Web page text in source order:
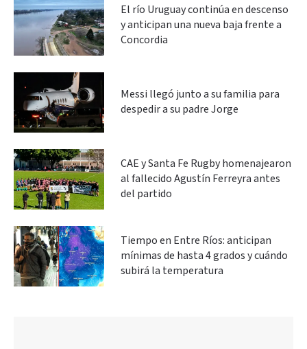
El río Uruguay continúa en descenso
y anticipan una nueva baja frente a
Concordia
Messi llegó junto a su familia para
despedir a su padre Jorge
CAE y Santa Fe Rugby homenajearon
al fallecido Agustín Ferreyra antes
del partido
Tiempo en Entre Ríos: anticipan
mínimas de hasta 4 grados y cuándo
subirá la temperatura